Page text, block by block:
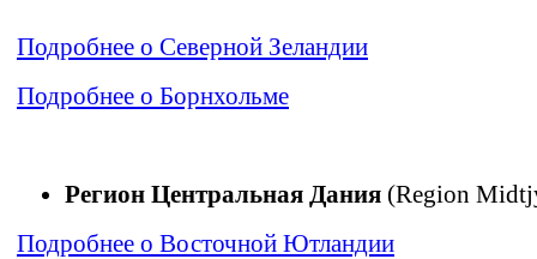
Подробнее о Северной Зеландии
Подробнее о Борнхольме
Регион Центральная Дания (Region
Подробнее о Восточной Ютландии